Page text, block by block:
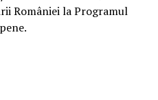
României la Programul